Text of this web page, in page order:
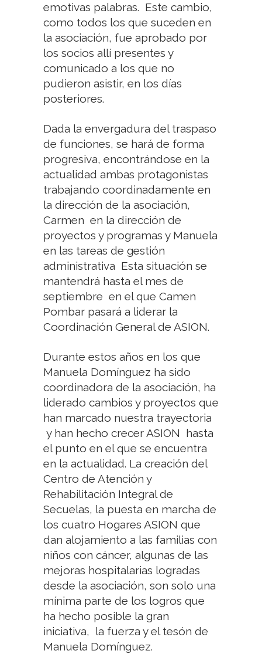
emotivas palabras. Este cambio,
como todos los que suceden en
la asociación, fue aprobado por
los socios allí presentes y
comunicado a los que no
pudieron asistir, en los días
posteriores.
Dada la envergadura del traspaso
de funciones, se hará de forma
progresiva, encontrándose en la
actualidad ambas protagonistas
trabajando coordinadamente en
la dirección de la asociación,
Carmen en la dirección de
proyectos y programas y Manuela
en las tareas de gestión
administrativa Esta situación se
mantendrá hasta el mes de
septiembre en el que Camen
Pombar pasará a liderar la
Coordinación General de ASION.
Durante estos años en los que
Manuela Domínguez ha sido
coordinadora de la asociación, ha
liderado cambios y proyectos que
han marcado nuestra trayectoria
y han hecho crecer ASION hasta
el punto en el que se encuentra
en la actualidad. La creación del
Centro de Atención y
Rehabilitación Integral de
Secuelas, la puesta en marcha de
los cuatro Hogares ASION que
dan alojamiento a las familias con
niños con cáncer, algunas de las
mejoras hospitalarias logradas
desde la asociación, son solo una
mínima parte de los logros que
ha hecho posible la gran
iniciativa, la fuerza y el tesón de
Manuela Domínguez.